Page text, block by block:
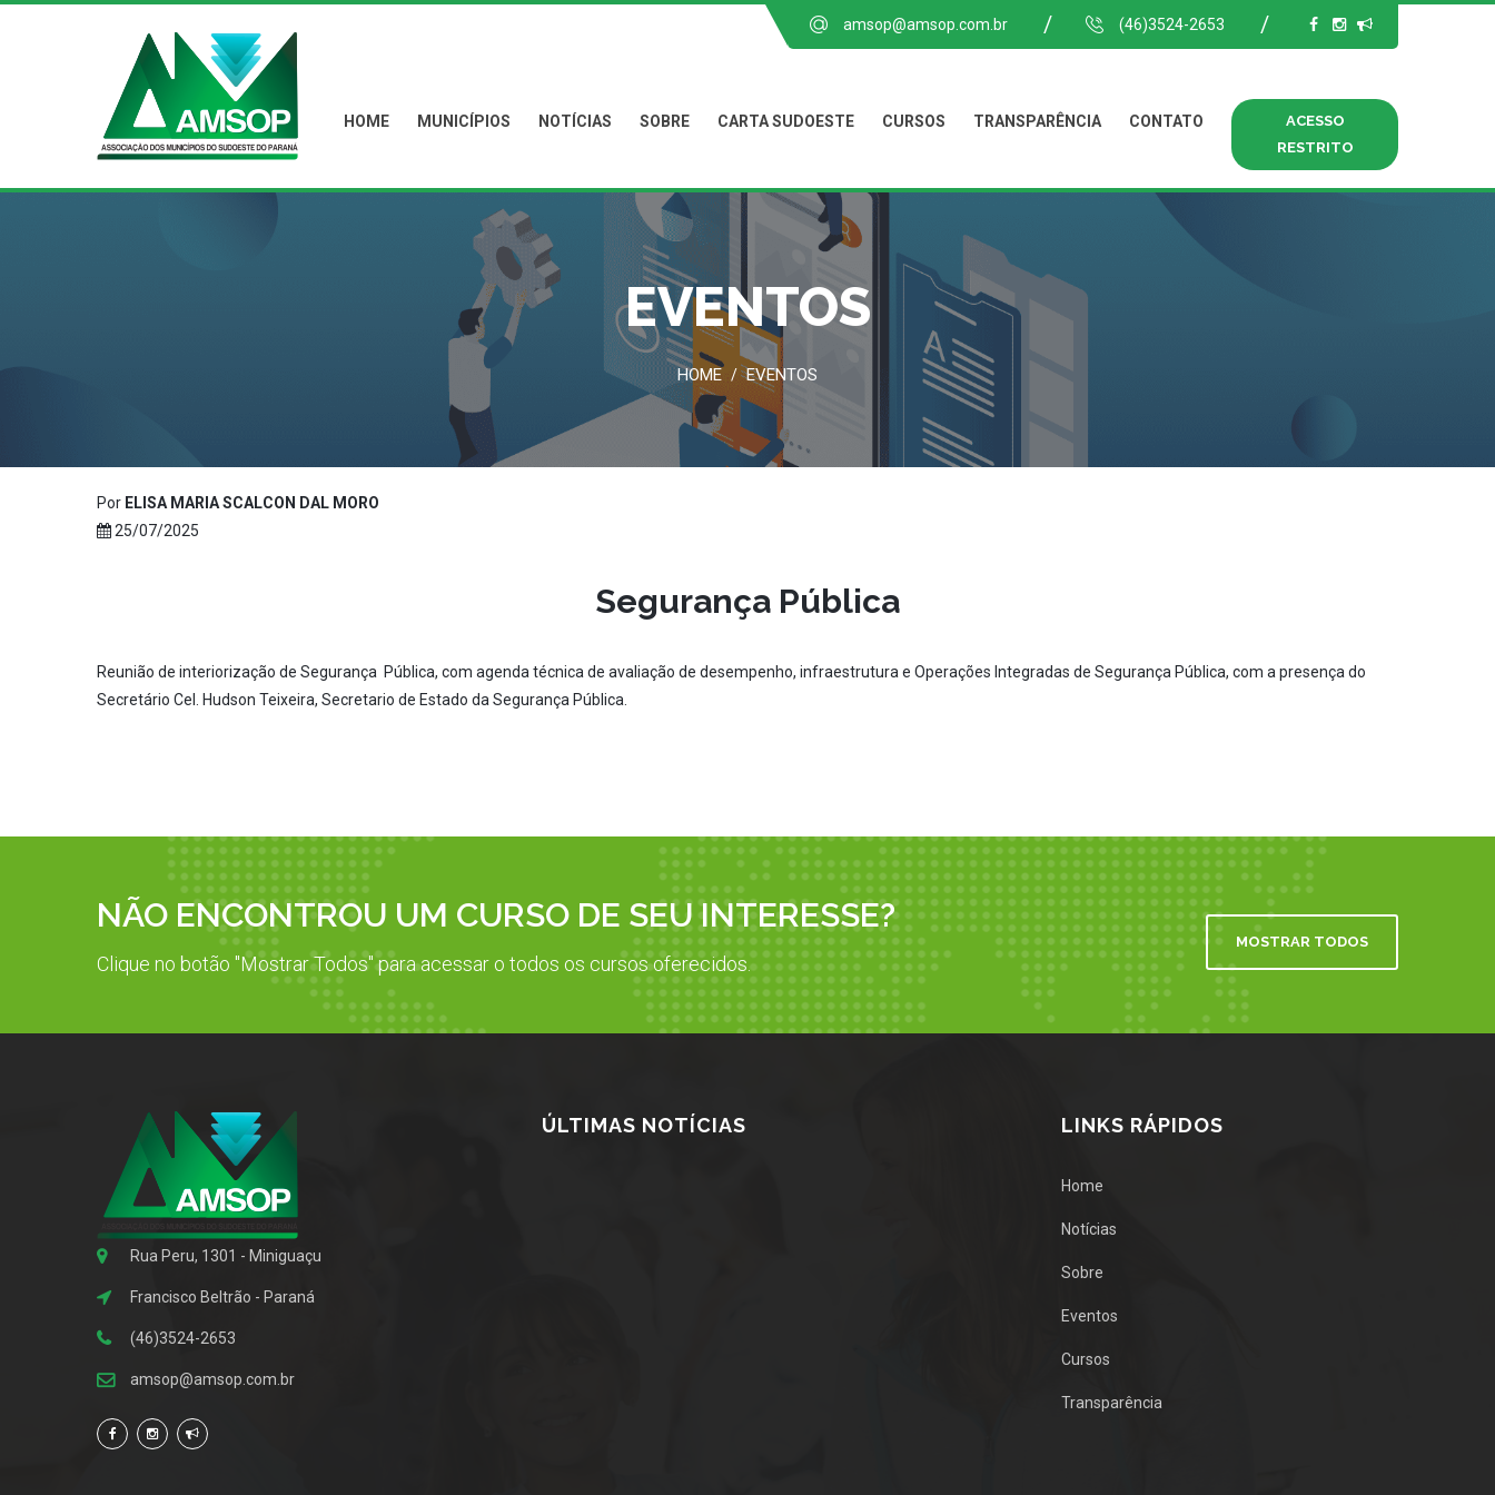
amsop@amsop.com.br (46)3524-2653
ACESSO
RESTRITO
HOME MUNICÍPIOS NOTÍCIAS SOBRE CARTA SUDOESTE CURSOS TRANSPARÊNCIA CONTATO
EVENTOS
HOME / EVENTOS
Por ELISA MARIA SCALCON DAL MORO
25/07/2025
Segurança Pública
Reunião de interiorização de Segurança Pública, com agenda técnica de avaliação de desempenho, infraestrutura e Operações Integradas de Segurança Pública, com a presença do
Secretário Cel. Hudson Teixeira, Secretario de Estado da Segurança Pública.
NÃO ENCONTROU UM CURSO DE SEU INTERESSE?
Clique no botão "Mostrar Todos" para acessar o todos os cursos oferecidos.
MOSTRAR TODOS
Rua Peru, 1301 - Miniguaçu
Francisco Beltrão - Paraná
(46)3524-2653
amsop@amsop.com.br
ÚLTIMAS NOTÍCIAS LINKS RÁPIDOS
Home
Notícias
Sobre
Eventos
Cursos
Transparência